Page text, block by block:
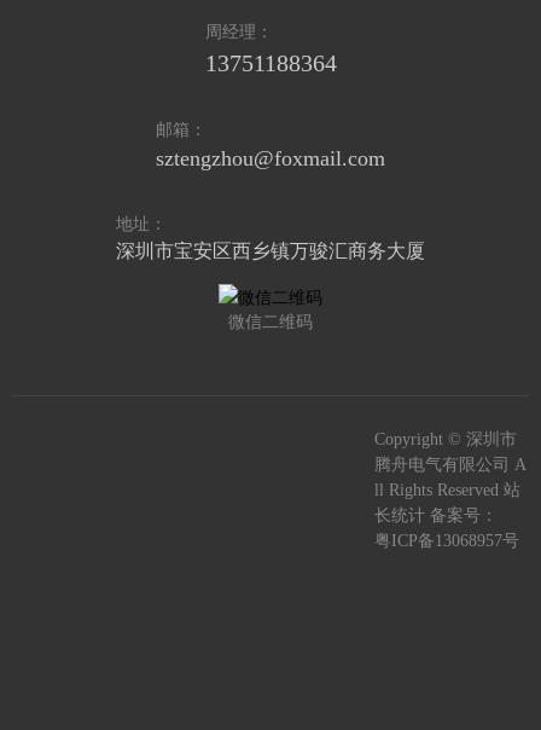
周经理：
13751188364
邮箱：
sztengzhou@foxmail.com
地址：
深圳市宝安区西乡镇万骏汇商务大厦
微信二维码
Copyright © 深圳市
腾舟电气有限公司 A
ll Rights Reserved 站
长统计 备案号：
粤ICP备13068957号